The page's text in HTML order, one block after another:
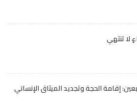
لا تنتهي
إقامة الحجة وتجديد الميثاق الإنساني